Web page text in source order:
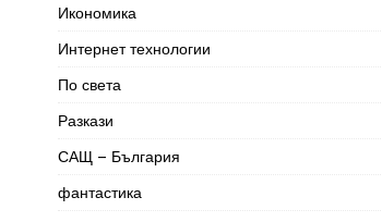
Икономика
Интернет технологии
По света
Разкази
САЩ – България
фантастика